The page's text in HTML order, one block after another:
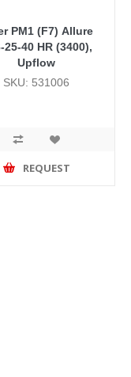
PM1 (F7) Allure
25-40 HR (3400),
Upflow
SKU: 531006
REQUEST